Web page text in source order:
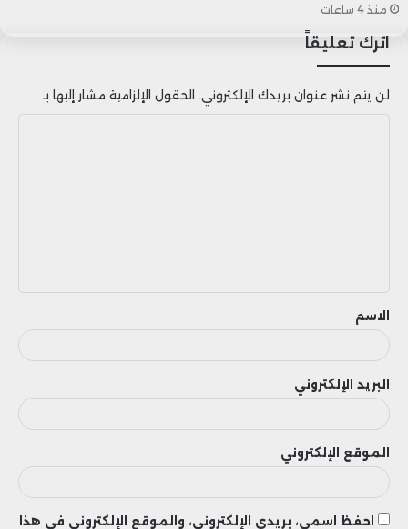
منذ 4 ساعات
اترك تعليقاً
لن يتم نشر عنوان بريدك الإلكتروني. الحقول الإلزامية مشار إليها بـ
ق
الاسم
البريد الإلكتروني
الموقع الإلكتروني
احفظ اسمي، بريدي الإلكتروني، والموقع الإلكتروني في هذا